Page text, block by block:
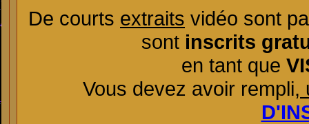
De courts extraits vidéo sont
sont inscrits
en tant que
Vous devez avoir rempli,